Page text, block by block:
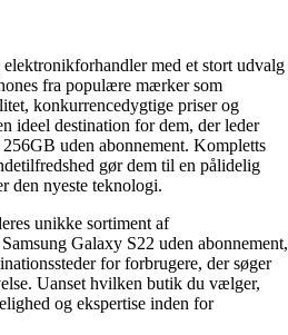
med et stort udvalg
fra populære mærker som
konkurrencedygtige priser og
ideel destination for dem, der leder
uden abonnement. Kompletts
gør dem til en pålidelig
den nyeste teknologi.
unikke sortiment af
Galaxy S22 uden abonnement,
for forbrugere, der søger
Uanset hvilken butik du vælger,
og ekspertise inden for